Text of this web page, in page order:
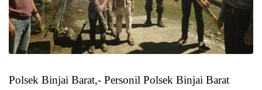
Polsek Binjai Barat,- Personil Polsek Binjai Barat